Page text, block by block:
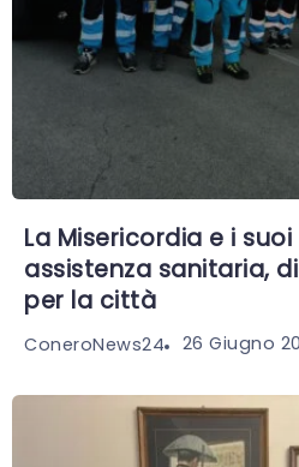
La Misericordia e i suoi
assistenza sanitaria,
per la città
ConeroNews24 26 Giugno